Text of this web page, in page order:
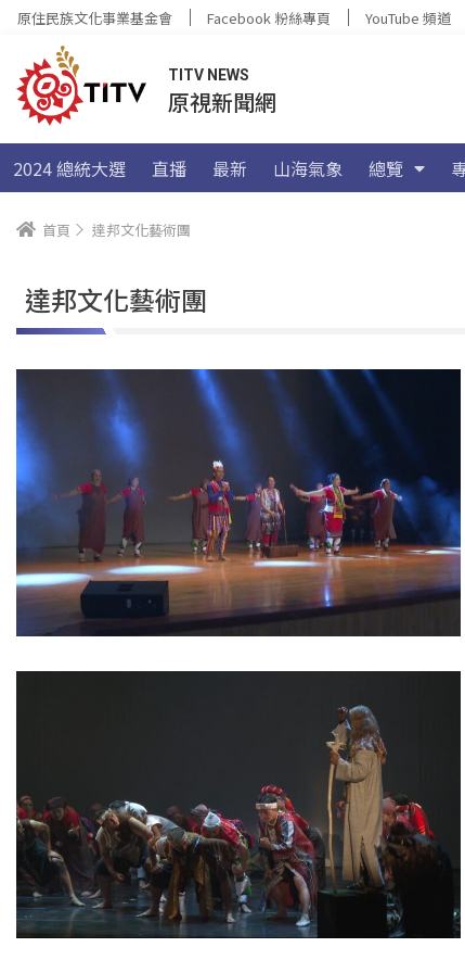
原住民族文化事業基金會 Facebook 粉絲專頁 YouTube 頻道
TITV NEWS
原視新聞網
2024 總統大選 直播 最新 山海氣象 總覽
首頁 達邦文化藝術團
達邦文化藝術團